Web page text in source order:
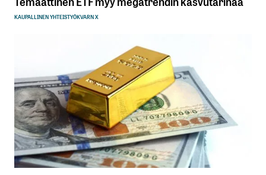
KAUPALLINEN YHTEISTYÖKVARN X